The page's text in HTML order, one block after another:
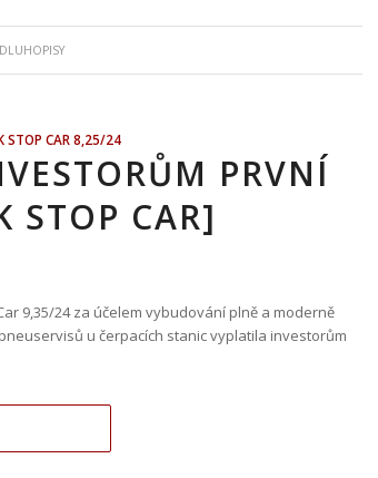
STOP CAR 8,25/24
PRVNÍ
STOP CAR]
9,35/24 za účelem vybudování plně a moderně
u čerpacích stanic vyplatila investorům